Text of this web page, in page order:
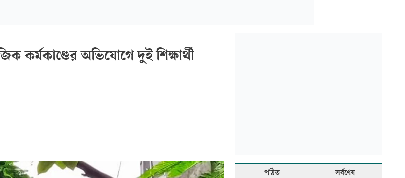
কর্মকাণ্ডের অভিযোগে দুই শিক্ষার্থী
পঠিত সর্বশেষ